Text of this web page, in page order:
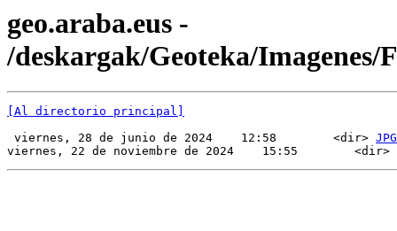
geo.araba.eus -
/deskargak/Geoteka/Imagenes/
[Al directorio principal]
viernes, 28 de junio de 2024    12:58        <dir> JPG
viernes, 22 de noviembre de 2024    15:55        <dir>